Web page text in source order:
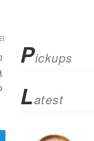
Pickups
Latest